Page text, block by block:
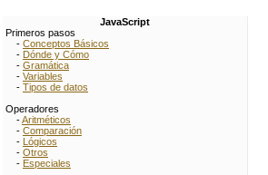
JavaScript
Primeros pasos
- Conceptos Básicos
- Dónde y Cómo
- Gramática
- Variables
- Tipos de datos
Operadores
-Aritméticos
- Comparación
- Lógicos
- Otros
- Especiales